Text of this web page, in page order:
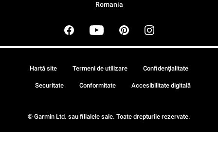
Romania
© Garmin Ltd. sau filialele sale. Toate drepturile rezervate.
Hartă site Termeni de utilizare Confidenţialitate
Securitate Conformitate Accesibilitate digitală